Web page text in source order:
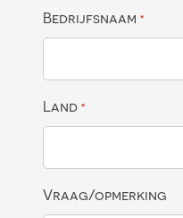
Bedrijfsnaam *
Land *
Vraag/opmerking